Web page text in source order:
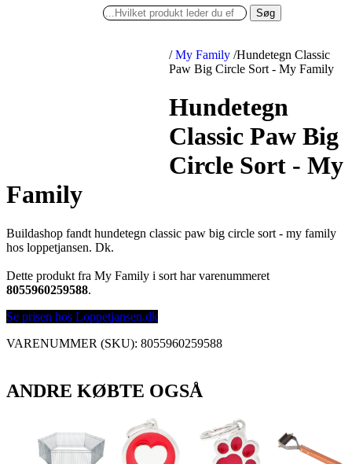
Søg
/ My Family /Hundetegn Classic
Paw Big Circle Sort - My Family
Hundetegn
Classic Paw Big
Circle Sort - My
Family
Buildashop fandt hundetegn classic paw big circle sort - my family
hos loppetjansen. Dk.
Dette produkt fra My Family i sort har varenummeret
8055960259588.
Se prisen hos Loppetjansen.dk
VARENUMMER (SKU): 8055960259588
ANDRE KØBTE OGSÅ